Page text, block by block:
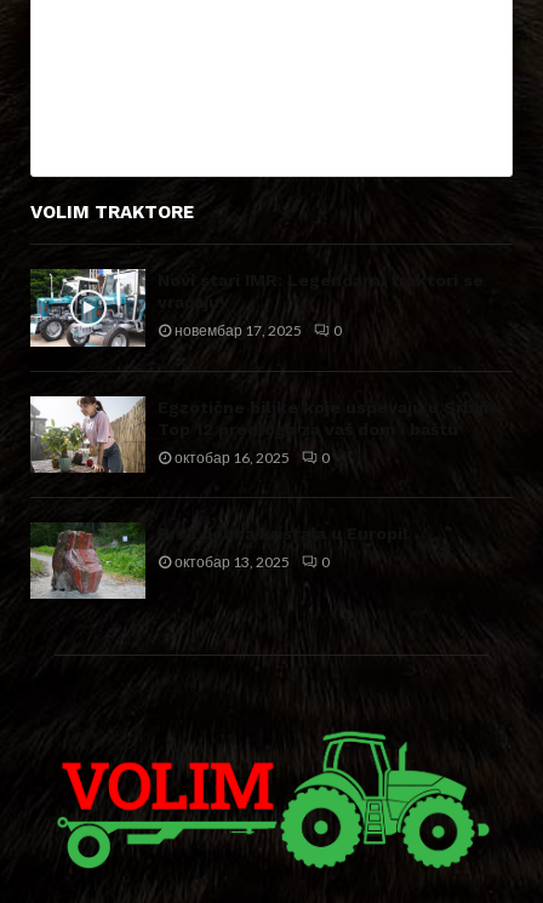
VOLIM TRAKTORE
новембар 17, 2025 0
октобар 16, 2025 0
Prva dolina kristala u Europi!
октобар 13, 2025 0